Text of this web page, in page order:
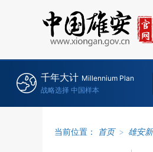
千年大计 Millennium Plan
战略选择 中国样本
当前位置： 首页 > 雄安